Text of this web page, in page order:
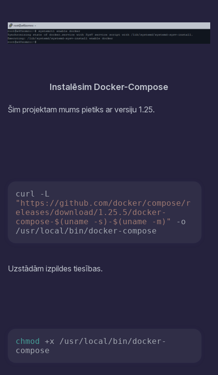
Instalēsim Docker-Compose
Šim projektam mums pietiks ar versiju 1.25.
"https://github.com/docker/compose/r
eleases/download/1.25.5/docker-
compose- $(uname -s) - $(uname -m) "
-o
Uzstādām izpildes tiesības.
chmod
+x /usr/local/bin/docker-